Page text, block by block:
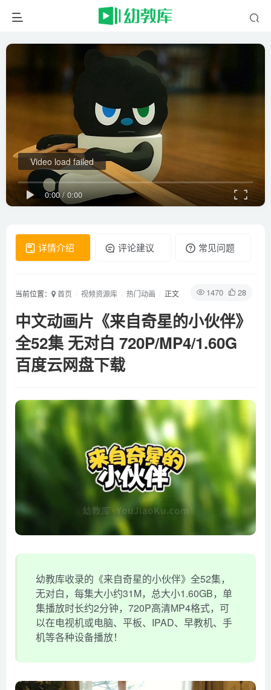
0:00/0:00
Video load failed
详情介绍 评论建议 常见问题
1470 28
当前位置： 首页 视频资源库 热门动画 正文
中文动画片《来自奇星的小伙伴》
全52集 无对白 720P/MP4/1.60G
百度云网盘下载
幼教库收录的《来自奇星的小伙伴》全52集，
无对白，每集大小约31M，总大小1.60GB，单
集播放时长约2分钟，720P高清MP4格式，可
以在电视机或电脑、平板、IPAD、早教机、手
机等各种设备播放！